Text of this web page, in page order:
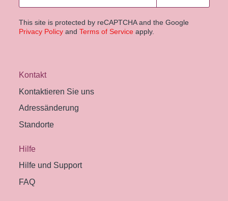
This site is protected by reCAPTCHA and the Google
Privacy Policyand Terms of Service apply.
Kontakt
Kontaktieren Sie uns
Adressänderung
Standorte
Hilfe
Hilfe und Support
FAQ